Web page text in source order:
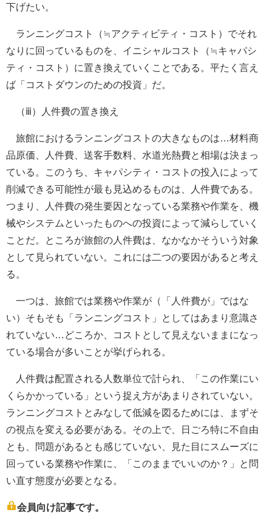
下げたい。
ランニングコスト（≒アクティビティ・コスト）でそれ
なりに回っているものを、イニシャルコスト（≒キャパシ
ティ・コスト）に置き換えていくことである。平たく言え
ば「コストダウンのための投資」だ。
（ⅲ）人件費の置き換え
旅館におけるランニングコストの大きなものは…材料商
品原価、人件費、送客手数料、水道光熱費と相場は決まっ
ている。このうち、キャパシティ・コストの投入によって
削減できる可能性が最も見込めるものは、人件費である。
つまり、人件費の発生要因となっている業務や作業を、機
械やシステムといったものへの投資によって減らしていく
ことだ。ところが旅館の人件費は、なかなかそういう対象
として見られていない。これには二つの要因があると考え
る。
一つは、旅館では業務や作業が（「人件費が」ではな
い）そもそも「ランニングコスト」としてはあまり意識さ
れていない…どころか、コストとして見えないままになっ
ている場合が多いことが挙げられる。
人件費は配置される人数単位で計られ、「この作業にい
くらかかっている」という捉え方があまりされていない。
ランニングコストとみなして低減を図るためには、まずそ
の視点を変える必要がある。その上で、日ごろ特に不自由
とも、問題があるとも感じていない、見た目にスムーズに
回っている業務や作業に、「このままでいいのか？」と問
い直す態度が必要となる。
会員向け記事です。